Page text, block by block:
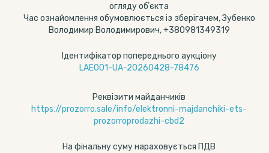
огляду обʼєкта
Час ознайомлення обумовлюється із зберігачем, Зубенко
Володимир Володимирович, +380981349319
Ідентифікатор попереднього аукціону
LAE001-UA-20260428-78476
Реквізити майданчиків
https://prozorro.sale/info/elektronni-majdanchiki-ets-
prozorroprodazhi-cbd2
На фінальну суму нараховується ПДВ